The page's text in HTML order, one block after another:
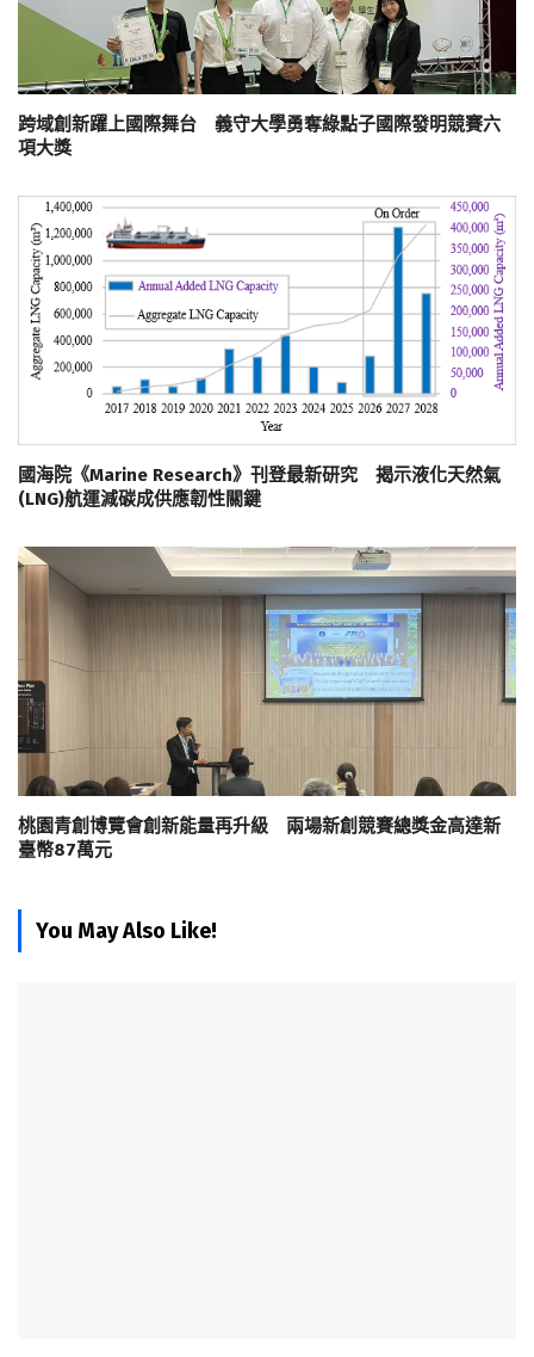
跨域創新躍上國際舞台 義守大學勇奪綠點子國際發明競賽六
項大獎
國海院《Marine Research》刊登最新研究 揭示液化天然氣
(LNG)航運減碳成供應韌性關鍵
桃園青創博覽會創新能量再升級 兩場新創競賽總獎金高達新
臺幣87萬元
You May Also Like!